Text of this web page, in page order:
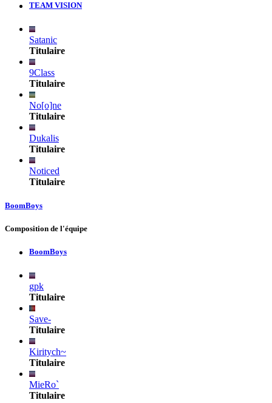
TEAM VISION
Satanic
Titulaire
9Class
Titulaire
No[o]ne
Titulaire
Dukalis
Titulaire
Noticed
Titulaire
BoomBoys
Composition de l'équipe
BoomBoys
gpk
Titulaire
Save-
Titulaire
Kiritych~
Titulaire
MieRo`
Titulaire